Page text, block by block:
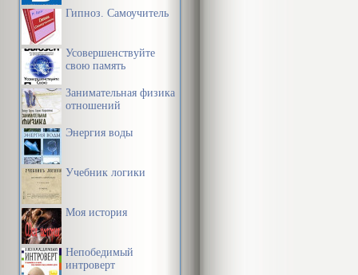
Гипноз. Самоучитель
Усовершенствуйте
свою память
Занимательная физика
отношений
Энергия воды
Учебник логики
Моя история
Непобедимый
интроверт